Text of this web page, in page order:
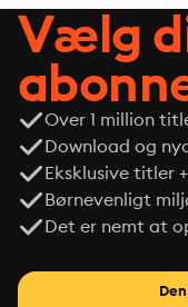
Vælg
Over 1 million
Download og
Eksklusive titler
Børnevenligt
Det er nemt at